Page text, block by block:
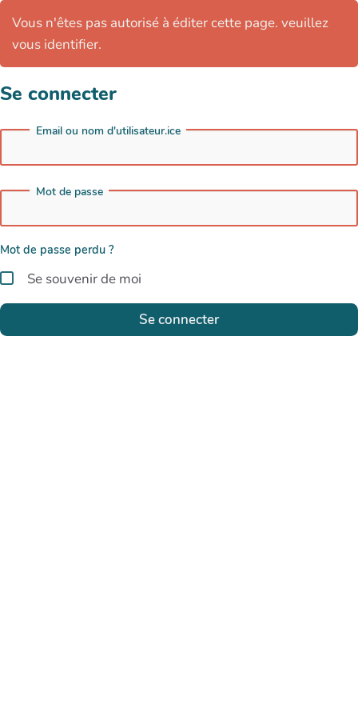
Vous n'êtes pas autorisé à éditer cette page. veuillez
vous identifier.
Se connecter
Email ou nom d'utilisateur.ice
Mot de passe
Mot de passe perdu ?
Se souvenir de moi
Se connecter